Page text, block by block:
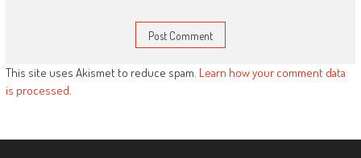
This site uses Akismet to reduce spam. Learn how your comment data
is processed.